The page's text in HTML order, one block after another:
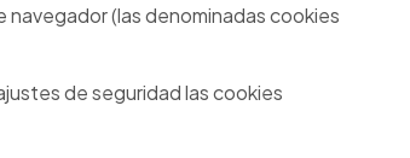
navegador (las denominadas cookies
de seguridad las cookies